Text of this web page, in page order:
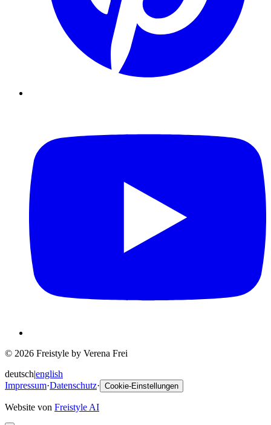
© 2026 Freistyle by Verena Frei
deutsch|english
Impressum·Datenschutz· Cookie-Einstellungen
Website von Freistyle AI